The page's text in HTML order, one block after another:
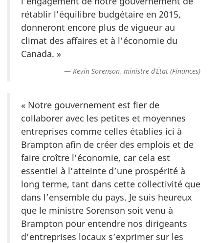
rétablir l’équilibre budgétaire en 2015,
donneront encore plus de vigueur au
climat des affaires et à l’économie du
Canada. »
Kevin Sorenson, ministre d’État (Finances)
« Notre gouvernement est fier de
collaborer avec les petites et moyennes
entreprises comme celles établies ici à
Brampton afin de créer des emplois et de
faire croître l’économie, car cela est
essentiel à l’atteinte d’une prospérité à
long terme, tant dans cette collectivité que
dans l’ensemble du pays. Je suis heureux
que le ministre Sorenson soit venu à
Brampton pour entendre nos dirigeants
d’entreprises locaux s’exprimer sur les